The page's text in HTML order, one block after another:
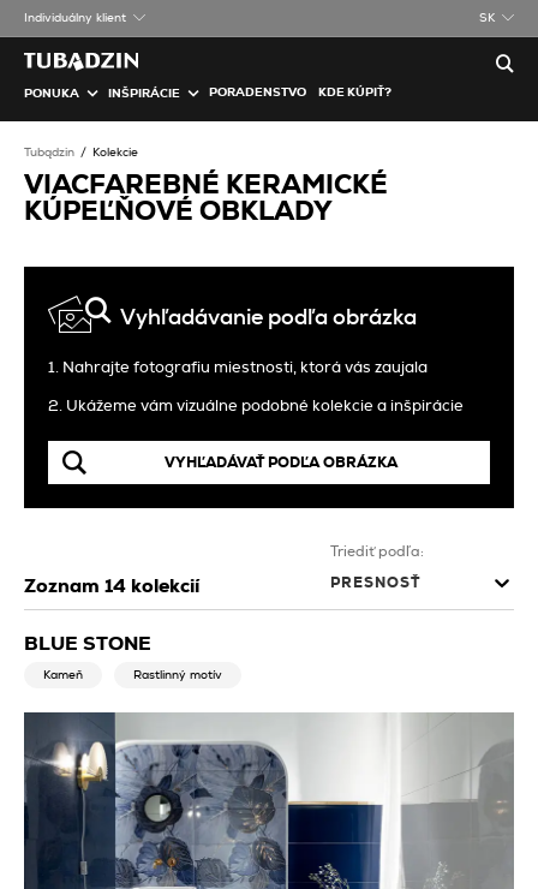
Individuálny klient SK
PONUKA INŠPIRÁCIE PORADENSTVO KDE KÚPIŤ?
Tubądzin Kolekcie
VIACFAREBNÉ KERAMICKÉ
KÚPEĽŇOVÉ OBKLADY
Vyhľadávanie podľa obrázka
1. Nahrajte fotografiu miestnosti, ktorá vás zaujala
2. Ukážeme vám vizuálne podobné kolekcie a inšpirácie
VYHĽADÁVAŤ PODĽA OBRÁZKA
Zoznam 14 kolekcií
Triediť podľa:
PRESNOSŤ
BLUE STONE
Kameň Rastlinný motív